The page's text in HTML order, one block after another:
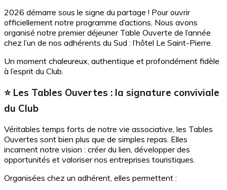
2026 démarre sous le signe du partage ! Pour ouvrir
officiellement notre programme d’actions, Nous avons
organisé notre premier déjeuner Table Ouverte de l’année
chez l’un de nos adhérents du Sud : l’hôtel Le Saint-Pierre.
Un moment chaleureux, authentique et profondément fidèle
à l’esprit du Club.
⭐ Les Tables Ouvertes : la signature conviviale
du Club
Véritables temps forts de notre vie associative, les Tables
Ouvertes sont bien plus que de simples repas. Elles
incarnent notre vision : créer du lien, développer des
opportunités et valoriser nos entreprises touristiques.
Organisées chez un adhérent, elles permettent :